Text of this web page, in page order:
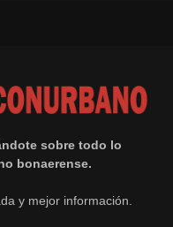
sobre todo lo
bonaerense.
y mejor información.